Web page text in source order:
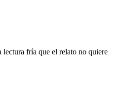
lectura fría que el relato no quiere